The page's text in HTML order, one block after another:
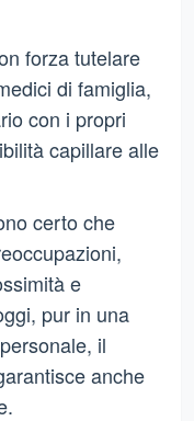
forza tutelare
di famiglia,
con i propri
capillare alle
certo che
e
pur in una
il
anche